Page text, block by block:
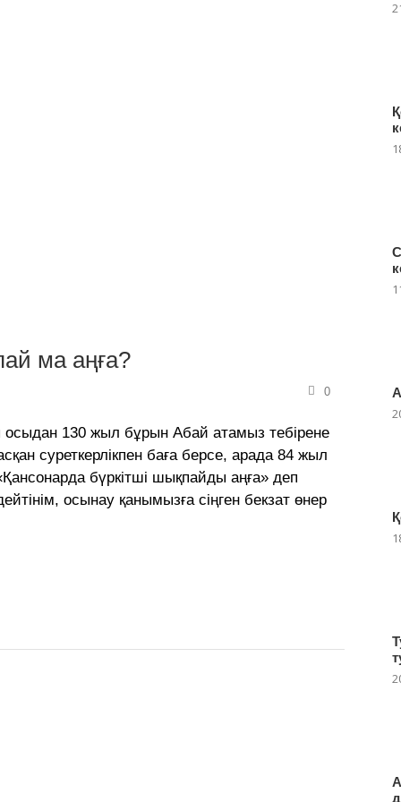
ма аңға?
0
осыдан 130 жыл бұрын Абай атамыз тебірене
суреткерлікпен баға берсе, арада 84 жыл
бүркітші шықпайды аңға» деп
осынау қанымызға сіңген бекзат өнер